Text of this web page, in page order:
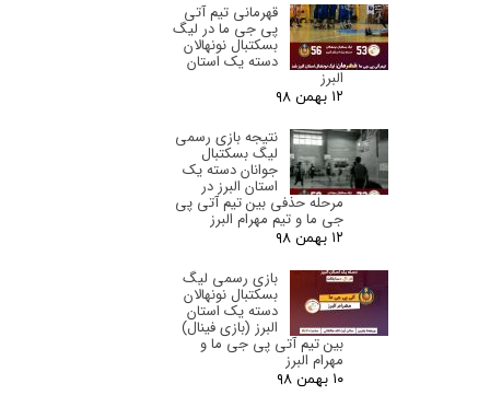
قهرمانی تیم آتی
پی جی ما در لیگ
بسکتبال نونهالان
دسته یک استان
البرز‌
۱۲ بهمن ۹۸
نتیجه بازی رسمی
لیگ بسکتبال
جوانان دسته یک
استان البرز‌ در
مرحله حذفی بین تیم آتی پی
جی ما و تیم مهرام البرز
۱۲ بهمن ۹۸
بازی رسمی لیگ
بسکتبال نونهالان
دسته یک استان
البرز‌ (بازی فینال)
بین تیم آتی پی جی ما و
مهرام البرز
۱۰ بهمن ۹۸